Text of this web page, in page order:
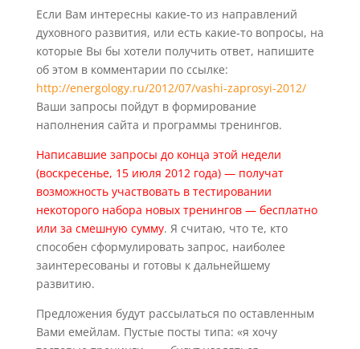
Если Вам интересны какие-то из направлений
духовного развития, или есть какие-то вопросы, на
которые Вы бы хотели получить ответ, напишите
об этом в комментарии по ссылке:
http://energology.ru/2012/07/vashi-zaprosyi-2012/
Ваши запросы пойдут в формирование
наполнения сайта и программы тренингов.
Написавшие запросы до конца этой недели
(воскресенье, 15 июля 2012 года) — получат
возможность участвовать в тестировании
некоторого набора новых тренингов — бесплатно
или за смешную сумму. Я считаю, что те, кто
способен сформулировать запрос, наиболее
заинтересованы и готовы к дальнейшему
развитию.
Предложения будут рассылаться по оставленным
Вами емейлам. Пустые посты типа: «я хочу